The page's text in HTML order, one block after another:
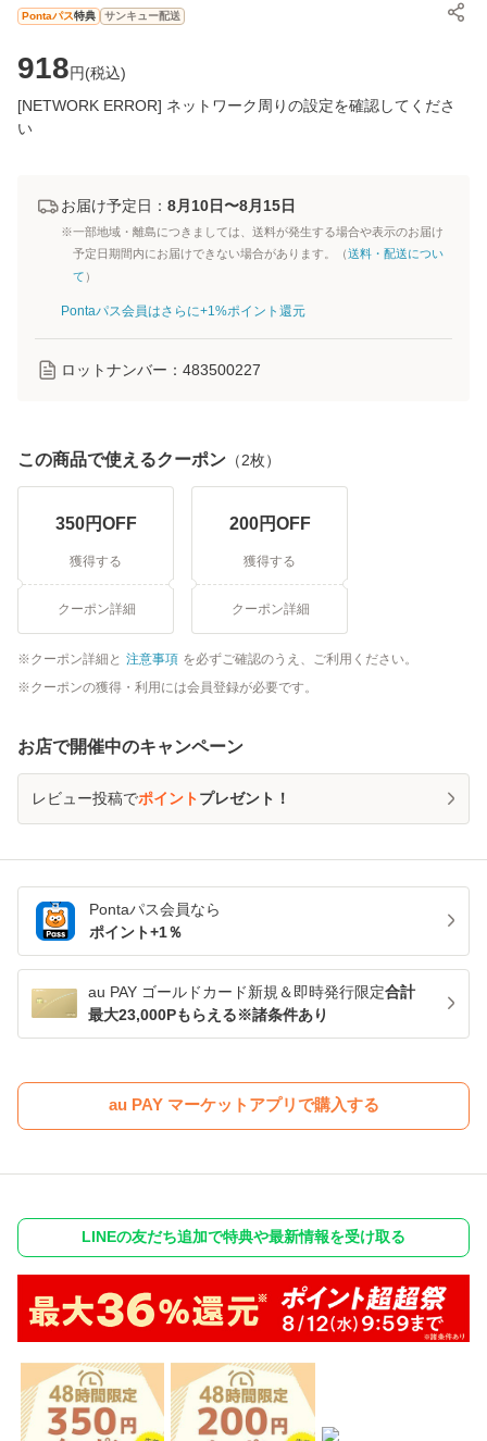
Pontaパス特典 サンキュー配送
918円(税込)
[NETWORK ERROR] ネットワーク周りの設定を確認してくださ
い
お届け予定日： 8月10日〜8月15日
※一部地域・離島につきましては、送料が発生する場合や表示のお届け
予定日期間内にお届けできない場合があります。（送料・配送につい
て ）
Pontaパス会員はさらに+1%ポイント還元
ロットナンバー： 483500227
この商品で使えるクーポン （2枚）
350円OFF
獲得する
クーポン詳細
200円OFF
獲得する
クーポン詳細
クーポン詳細と 注意事項 を必ずご確認のうえ、ご利用ください。
クーポンの獲得・利用には会員登録が必要です。
お店で開催中のキャンペーン
レビュー投稿でポイントプレゼント！
Pontaパス会員なら
ポイント+1％
au PAY ゴールドカード新規＆即時発行限定合計
最大23,000Pもらえる※諸条件あり
au PAY マーケットアプリで購入する
LINEの友だち追加で特典や最新情報を受け取る